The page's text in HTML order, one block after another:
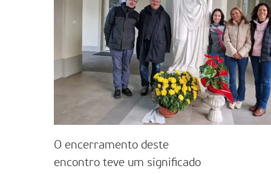
O encerramento deste
encontro teve um significado